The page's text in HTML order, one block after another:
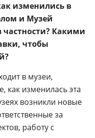
изменились в
и Музей
частности? Какими
чтобы
в музеи,
как изменилась эта
возникли новые
за
работу с